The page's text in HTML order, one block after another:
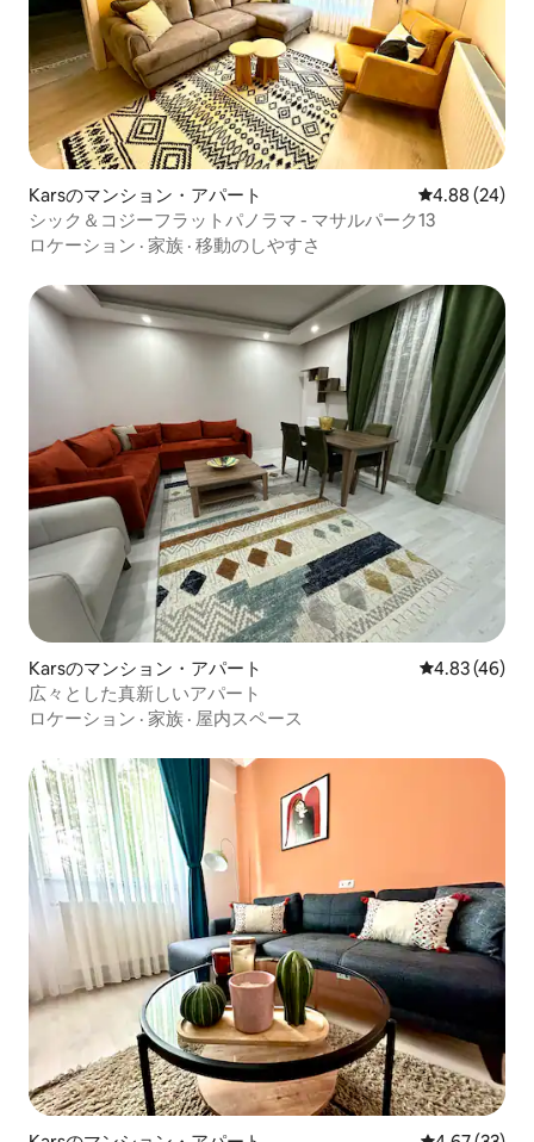
Karsのマンション・アパート レビュー24
4.88 (24)
シック＆コジーフラットパノラマ - マサルパーク13
ロケーション · 家族 · 移動のしやすさ
Karsのマンション・アパート レビュー46
4.83 (46)
広々とした真新しいアパート
ロケーション · 家族 · 屋内スペース